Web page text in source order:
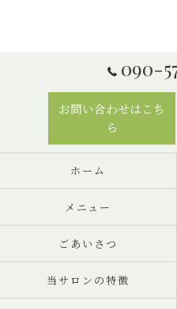
090-
お問い合わせはこち
ら
ホーム
メニュー
ごあいさつ
当サロンの特徴